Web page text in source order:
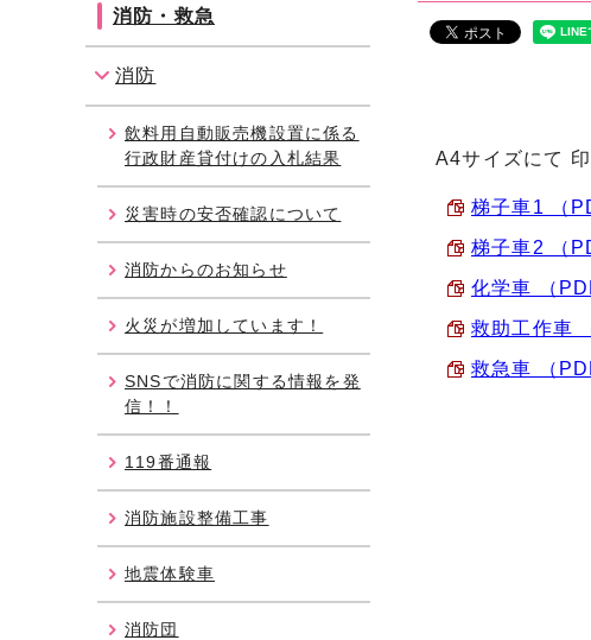
A4サイズにて
梯子車1 （
梯子車2 （
化学車 （
救助工作車
救急車 （
消防・救急
消防
飲料用自動販売機設置に係る
行政財産貸付けの入札結果
災害時の安否確認について
消防からのお知らせ
火災が増加しています！
SNSで消防に関する情報を発
信！！
119番通報
消防施設整備工事
地震体験車
消防団